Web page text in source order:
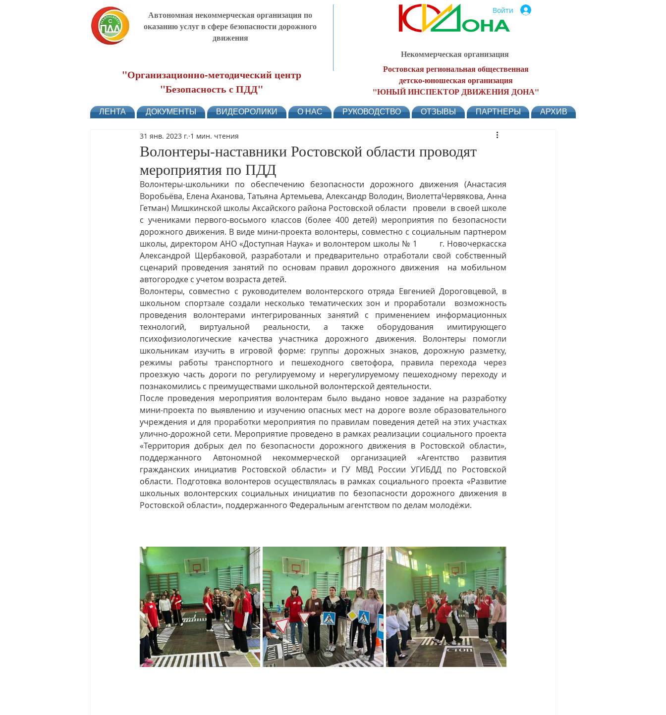
Автономная некоммерческая организация по
оказанию услуг в сфере безопасности дорожного
движения
"Организационно-методический центр
"Безопасность с ПДД"
Войти
Некоммерческая организация
Ростовская региональная общественная
детско-юношеская организация
"ЮНЫЙ ИНСПЕКТОР ДВИЖЕНИЯ ДОНА"
ЛЕНТА ДОКУМЕНТЫ ВИДЕОРОЛИКИ О НАС РУКОВОДСТВО ОТЗЫВЫ ПАРТНЕРЫ АРХИВ
Волонтеры-наставники Ростовской области проводят
мероприятия по ПДД
31 янв. 2023 г. 1 мин. чтения
Волонтеры-школьники по обеспечению безопасности дорожного движения (Анастасия
Воробьёва, Елена Аханова, Татьяна Артемьева, Александр Володин, ВиолеттаЧервякова, Анна
Гетман) Мишкинской школы Аксайского района Ростовской области   провели  в своей школе
с учениками первого-восьмого классов (более 400 детей) мероприятия по безопасности
дорожного движения. В виде мини-проекта волонтеры, совместно с социальным партнером
школы, директором АНО «Доступная Наука» и волонтером школы № 1         г. Новочеркасска
Александрой Щербаковой, разработали и предварительно отработали свой собственный
сценарий проведения занятий по основам правил дорожного движения  на мобильном
автогородке с учетом возраста детей.
Волонтеры, совместно с руководителем волонтерского отряда Евгенией Дороговцевой, в
школьном спортзале создали несколько тематических зон и проработали  возможность
проведения волонтерами интегрированных занятий с применением информационных
технологий, виртуальной реальности, а также оборудования имитирующего
психофизиологические качества участника дорожного движения. Волонтеры помогли
школьникам изучить в игровой форме: группы дорожных знаков, дорожную разметку,
режимы работы транспортного и пешеходного светофора, правила перехода через
проезжую часть дороги по регулируемому и нерегулируемому пешеходному переходу и
познакомились с преимуществами школьной волонтерской деятельности.
После проведения мероприятия волонтерам было выдано новое задание на разработку
мини-проекта по выявлению и изучению опасных мест на дороге возле образовательного
учреждения и для проработки мероприятия по правилам поведения детей на этих участках
улично-дорожной сети. Мероприятие проведено в рамках реализации социального проекта
«Территория добрых дел по безопасности дорожного движения в Ростовской области»,
поддержанного Автономной некоммерческой организацией «Агентство развития
гражданских инициатив Ростовской области» и ГУ МВД России УГИБДД по Ростовской
области. Подготовка волонтеров осуществлялась в рамках социального проекта «Развитие
школьных волонтерских социальных инициатив по безопасности дорожного движения в
Ростовской области», поддержанного Федеральным агентством по делам молодёжи.